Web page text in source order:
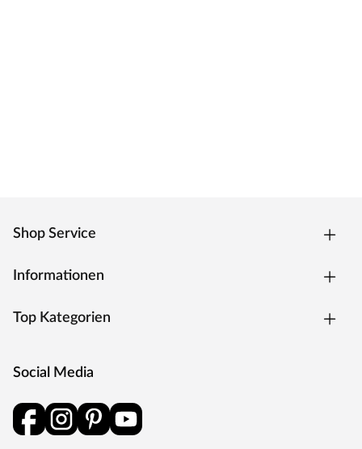
Shop Service
Informationen
Top Kategorien
Social Media